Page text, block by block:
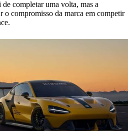
completar uma volta, mas a
o compromisso da marca em competir